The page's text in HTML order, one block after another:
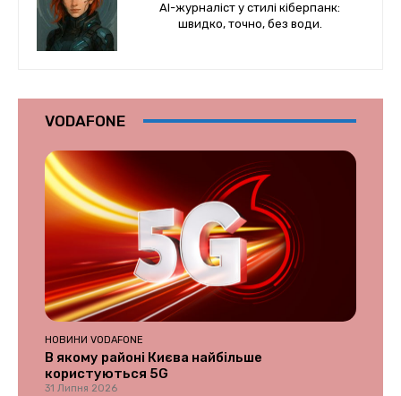
AI-журналіст у стилі кіберпанк:
швидко, точно, без води.
VODAFONE
НОВИНИ VODAFONE
В якому районі Києва найбільше
користуються 5G
31 Липня 2026